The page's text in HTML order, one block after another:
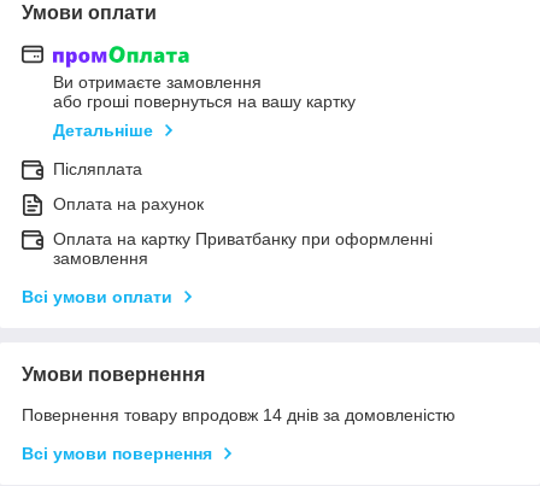
Умови оплати
Ви отримаєте замовлення
або гроші повернуться на вашу картку
Детальніше
Післяплата
Оплата на рахунок
Оплата на картку Приватбанку при оформленні
замовлення
Всі умови оплати
Умови повернення
Повернення товару впродовж 14 днів за домовленістю
Всі умови повернення